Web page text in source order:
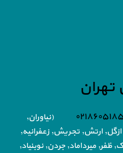
تهران
(نیاوران,
ازگل, ارتش, تجریش, زعفرانیه,
ظفر, میرداماد, جردن, نوبنیاد,